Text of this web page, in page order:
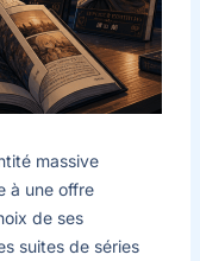
massive
à une offre
de ses
suites de séries